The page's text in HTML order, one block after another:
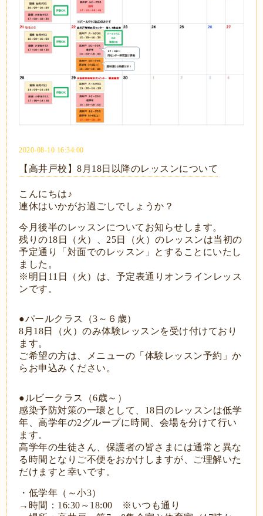
2020-08-10 16:34:00
【高井戸校】8月18日以降のレッスンについて
こんにちは♪
連休はいかがお過ごしでしょうか？
今月後半のレッスンについてお知らせします。
残りの18日（火）、25日（火）のレッスンは当初の
予定通り「対面でのレッスン」とすることにいたし
ました。
※明日11日（火）は、予定表通りオンラインレッス
ンです。
●パールクラス（3～６歳）
8月18日（火）のみ体験レッスンを受け付けており
ます。
ご希望の方は、メニューの「体験レッスン予約」か
らお申込みください。
●ルビークラス（6歳～）
感染予防対策の一環として、18日のレッスンは低学
年、高学年の2グループに時間、会場を分けて行い
ます。
高学年の生徒さん、保護者の皆さまには通常と異な
る時間となりご不便をおかけしますが、ご理解いた
だけますと幸いです。
・低学年（～小3）
→時間：16:30～18:00 ※いつも通り